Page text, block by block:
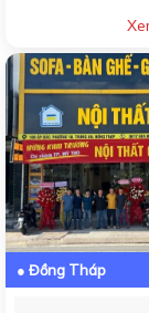
● Đồng Tháp